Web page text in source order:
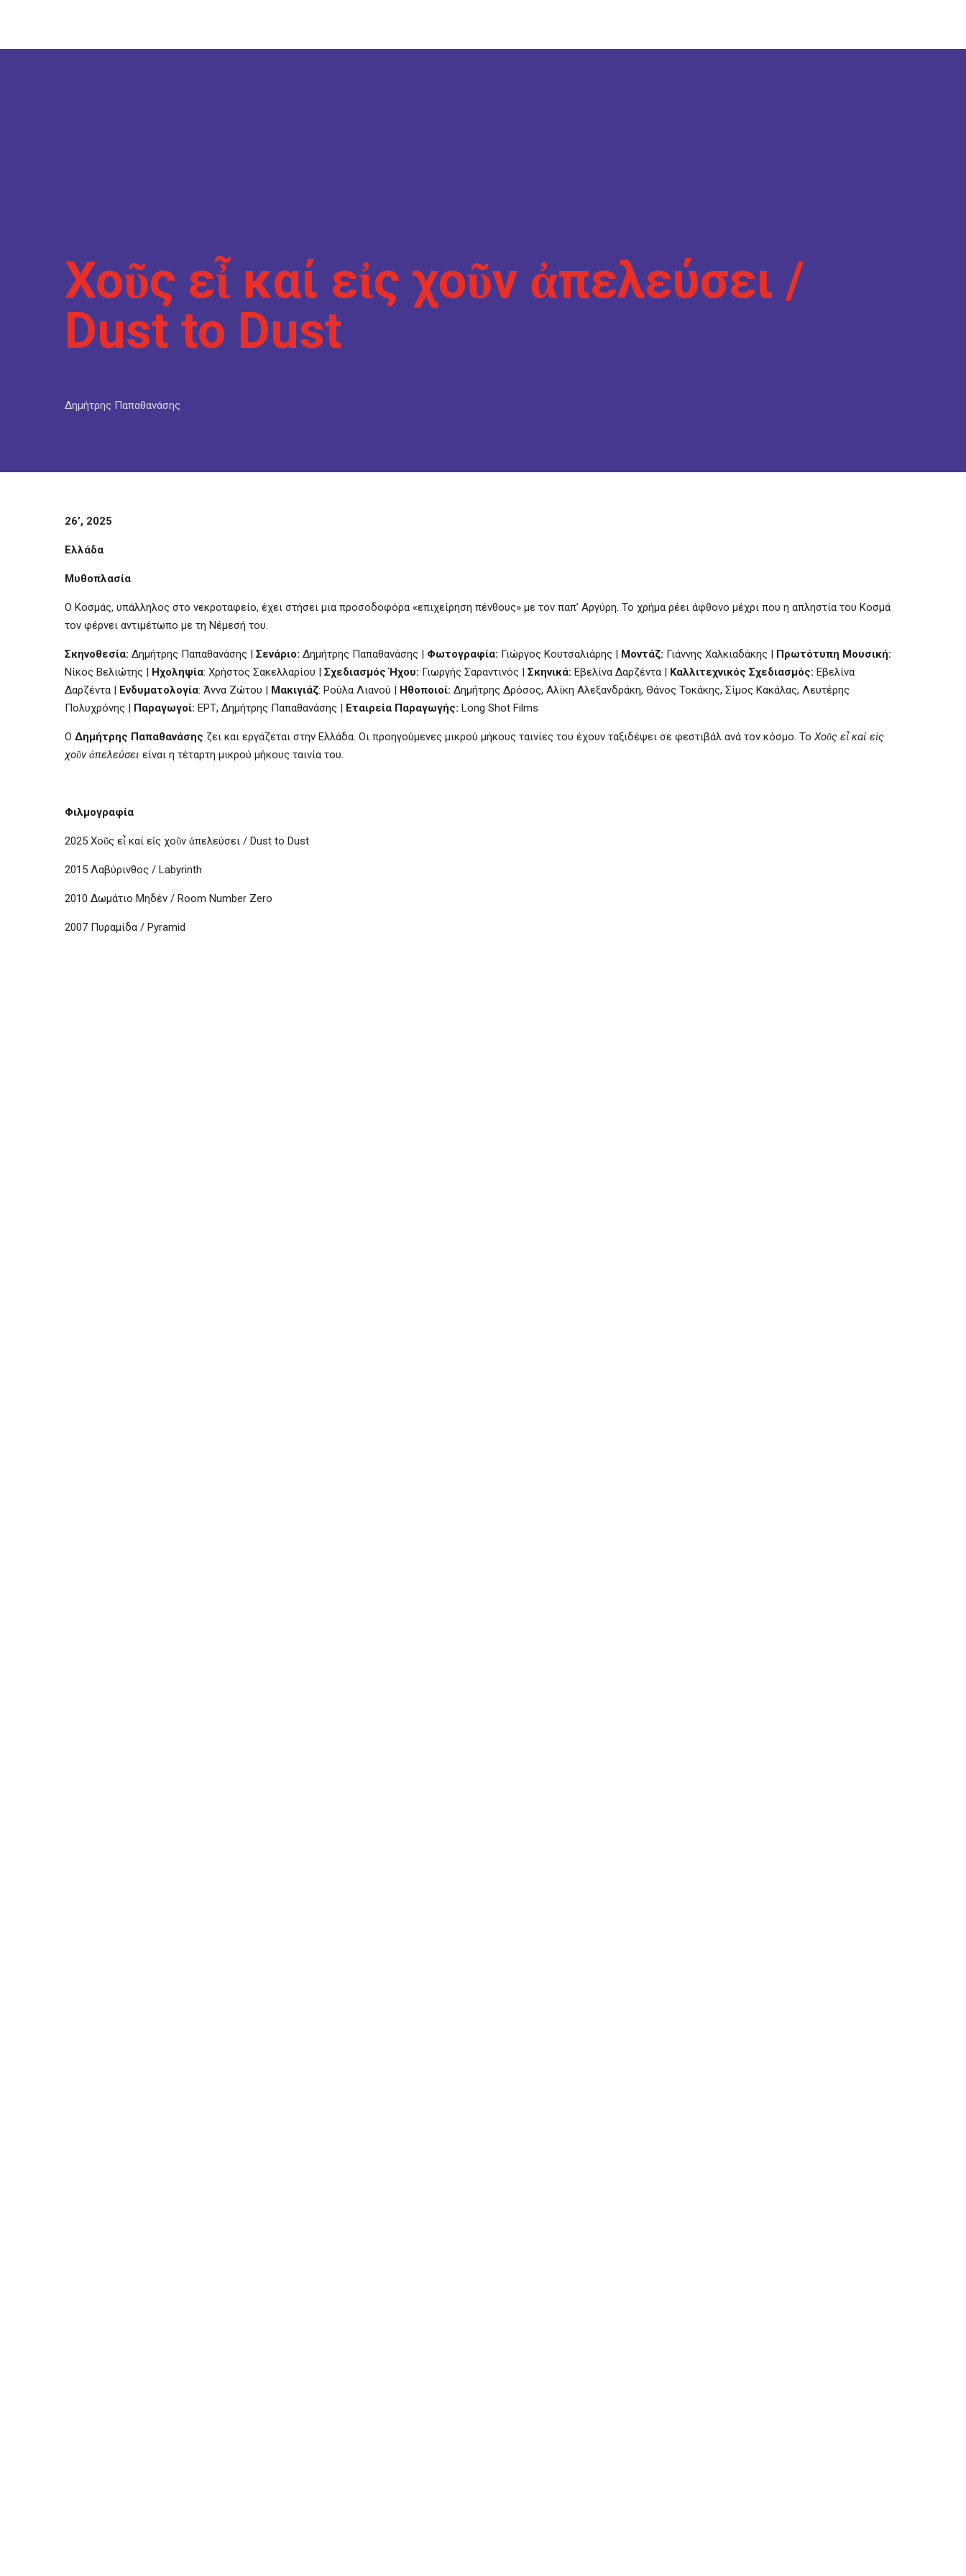
Έκθεση Φωτογραφίας
Χοῦς εἶ καί εἰς χοῦν ἀπελεύσει /
Dust to Dust
Δημήτρης Παπαθανάσης
26’, 2025
Ελλάδα
Μυθοπλασία
Ο Κοσμάς, υπάλληλος στο νεκροταφείο, έχει στήσει μια προσοδοφόρα «επιχείρηση πένθους» με τον παπ’ Αργύρη. Το χρήμα ρέει άφθονο μέχρι που η απληστία του Κοσμά
τον φέρνει αντιμέτωπο με τη Νέμεσή του.
Σκηνοθεσία: Δημήτρης Παπαθανάσης | Σενάριο: Δημήτρης Παπαθανάσης | Φωτογραφία: Γιώργος Κουτσαλιάρης | Μοντάζ: Γιάννης Χαλκιαδάκης | Πρωτότυπη Μουσική:
Νίκος Βελιώτης | Ηχοληψία: Χρήστος Σακελλαρίου | Σχεδιασμός Ήχου: Γιωργής Σαραντινός | Σκηνικά: Εβελίνα Δαρζέντα | Καλλιτεχνικός Σχεδιασμός: Εβελίνα
Δαρζέντα | Ενδυματολογία: Άννα Ζώτου | Μακιγιάζ: Ρούλα Λιανού | Ηθοποιοί: Δημήτρης Δρόσος, Αλίκη Αλεξανδράκη, Θάνος Τοκάκης, Σίμος Κακάλας, Λευτέρης
Πολυχρόνης | Παραγωγοί: ΕΡΤ, Δημήτρης Παπαθανάσης | Εταιρεία Παραγωγής: Long Shot Films
Ο Δημήτρης Παπαθανάσης ζει και εργάζεται στην Ελλάδα. Οι προηγούμενες μικρού μήκους ταινίες του έχουν ταξιδέψει σε φεστιβάλ ανά τον κόσμο. Το Χοῦς εἶκαί εἰς
χοῦνἀπελεύσει είναι η τέταρτη μικρού μήκους ταινία του.
Φιλμογραφία
2025 Χοῦς εἶ καί εἰς χοῦν ἀπελεύσει / Dust to Dust
2015 Λαβύρινθος / Labyrinth
2010 Δωμάτιο Μηδέν / Room Number Zero
2007 Πυραμίδα / Pyramid